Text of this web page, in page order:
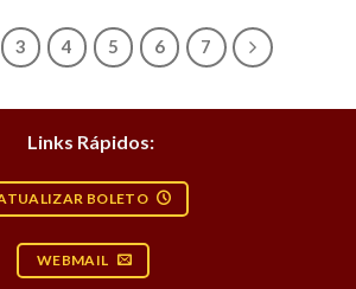
3 4 5 6 7
Links Rápidos:
BOLETO
WEBMAIL